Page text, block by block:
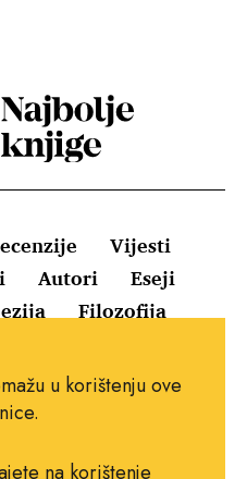
Vijesti
Autori
Eseji
Filozofija
Pravila o kolačićima
Impressum
u korištenju ove
na korištenje